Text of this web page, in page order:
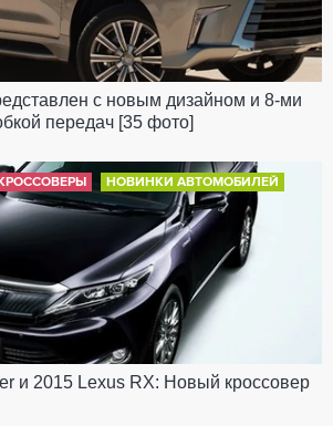
с новым дизайном и 8-ми
передач [35 фото]
НОВИНКИ АВТОМОБИЛЕЙ
и 2015 Lexus RX: Новый кроссовер